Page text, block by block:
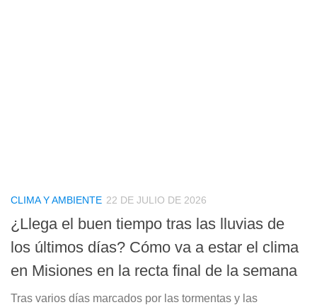
CLIMA Y AMBIENTE 22 DE JULIO DE 2026
¿Llega el buen tiempo tras las lluvias de
los últimos días? Cómo va a estar el clima
en Misiones en la recta final de la semana
Tras varios días marcados por las tormentas y las